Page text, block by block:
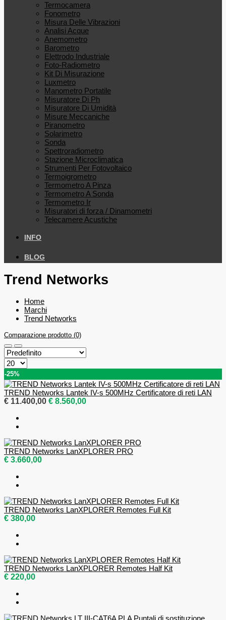
Termocamera
Fonometro
Misura Delle Vibrazioni
Analisi Acque
Anemometro
Barometro
Elettrodo Industriale
Foto-Radiometro
Kit Di Misurazione
Luxmetro
Manometro Portatile
Misuratore Di Ph
Misuratore Di Umidità
Misure Meccaniche
Piranometro
Solarimetro
Sonda
Spettroradiometro
Stazione Microclimatica
Strumenti Per Fotovoltaico
Termoigrometro
Termometro A Pinza
Termometro A Sonda
Termometro Ir
Misuratori di forza / Dinamometri
Telecamere Acustiche
INFO
BLOG
Trend Networks
Home
Marchi
Trend Networks
Comparazione prodotto (0)
-25%
TREND Networks Lantek IV-s 500MHz Certificatore di reti LAN
€ 11.400,00 € 8.560,00
TREND Networks LanXPLORER PRO
€ 3.660,00
TREND Networks LanXPLORER Remotes Full Kit
€ 380,00
TREND Networks LanXPLORER Remotes Half Kit
€ 220,00